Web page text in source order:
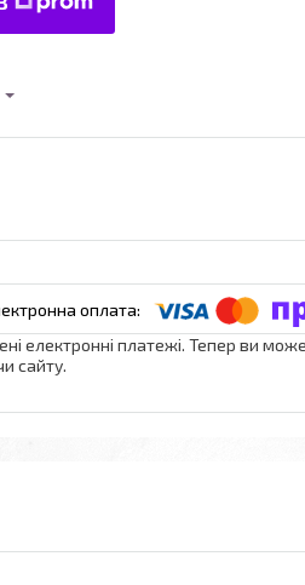
електронні платежі. Тепер ви
сайту.